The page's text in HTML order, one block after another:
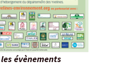
évènements